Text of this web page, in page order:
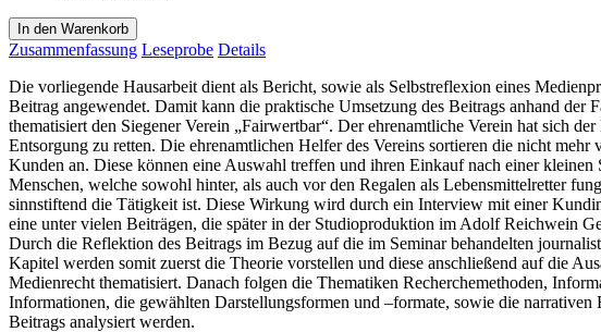
In den Warenkorb
Zusammenfassung Leseprobe Details
Die vorliegende Hausarbeit dient als Bericht, sowie als Selbstreflexion eines
Beitrag angewendet. Damit kann die praktische Umsetzung des Beitrags anhand der
thematisiert den Siegener Verein „Fairwertbar“. Der ehrenamtliche Verein hat sich
Entsorgung zu retten. Die ehrenamtlichen Helfer des Vereins sortieren die nicht
Kunden an. Diese können eine Auswahl treffen und ihren Einkauf nach einer
Menschen, welche sowohl hinter, als auch vor den Regalen als Lebensmittelretter
sinnstiftend die Tätigkeit ist. Diese Wirkung wird durch ein Interview mit einer
eine unter vielen Beiträgen, die später in der Studioproduktion im Adolf Reichwein
Durch die Reflektion des Beitrags im Bezug auf die im Seminar behandelten
Kapitel werden somit zuerst die Theorie vorstellen und diese anschließend auf die
Medienrecht thematisiert. Danach folgen die Thematiken Recherchemethoden,
Informationen, die gewählten Darstellungsformen und –formate, sowie die
Beitrags analysiert werden.